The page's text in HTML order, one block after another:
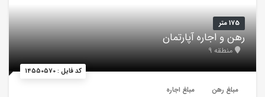
کد فایل : 14550570
175 متر
رهن و اجاره آپارتمان
منطقه 9
مبلغ رهن مبلغ اجاره